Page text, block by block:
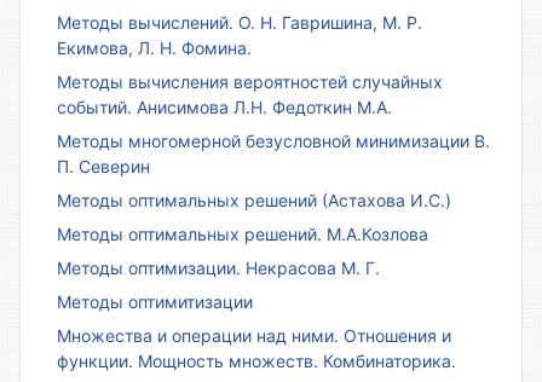
Методы вычислений. О. Н. Гавришина, М. Р.
Екимова, Л. Н. Фомина.
Методы вычисления вероятностей случайных
событий. Анисимова Л.Н. Федоткин М.А.
Методы многомерной безусловной минимизации В.
П. Северин
Методы оптимальных решений (Астахова И.С.)
Методы оптимальных решений. М.А.Козлова
Методы оптимизации. Некрасова М. Г.
Методы оптимитизации
Множества и операции над ними. Отношения и
функции. Мощность множеств. Комбинаторика.